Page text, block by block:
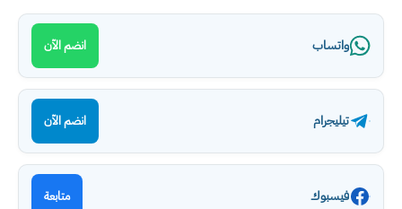
واتساب انضم الآن
تيليجرام انضم الآن
فيسبوك متابعة